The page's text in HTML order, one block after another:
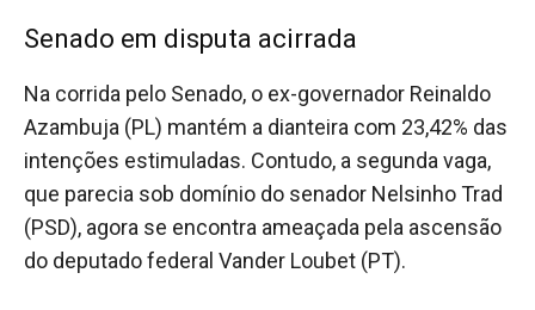
Senado em disputa acirrada
Na corrida pelo Senado, o ex-governador Reinaldo
Azambuja (PL) mantém a dianteira com 23,42% das
intenções estimuladas. Contudo, a segunda vaga,
que parecia sob domínio do senador Nelsinho Trad
(PSD), agora se encontra ameaçada pela ascensão
do deputado federal Vander Loubet (PT).